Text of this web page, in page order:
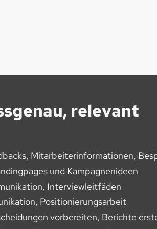
relevant
Mitarbeiterinformationen,
und Kampagnenideen
Interviewleitfäden
Positionierungsarbeit
vorbereiten, Berichte